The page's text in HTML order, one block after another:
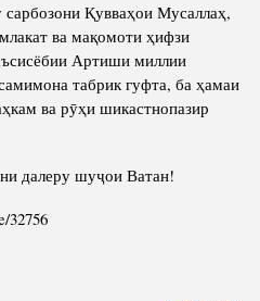
Қувваҳои Мусаллаҳ,
ва мақомоти ҳифзи
Артиши миллии
табрик гуфта, ба ҳамаи
ва рӯҳи шикастнопазир
далеру шуҷои Ватан!
32756